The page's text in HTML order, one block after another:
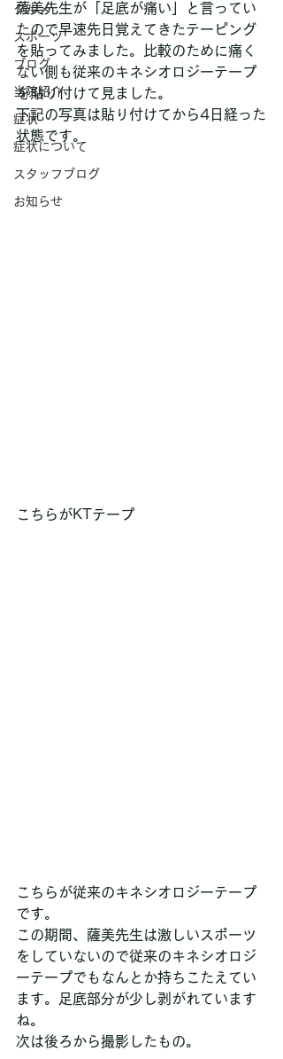
グルメ
スポーツ
ブログ
当院紹介
症状
症状について
スタッフブログ
お知らせ
薩美先生が「足底が痛い」と言ってい
たので早速先日覚えてきたテーピング
を貼ってみました。比較のために痛く
ない側も従来のキネシオロジーテープ
を貼り付けて見ました。
下記の写真は貼り付けてから4日経った
状態です。
こちらがKTテープ
こちらが従来のキネシオロジーテープ
です。
この期間、薩美先生は激しいスポーツ
をしていないので従来のキネシオロジ
ーテープでもなんとか持ちこたえてい
ます。足底部分が少し剥がれています
ね。
次は後ろから撮影したもの。